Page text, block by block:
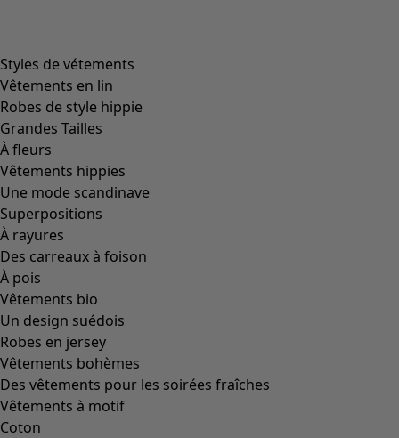
Styles de vétements
Vêtements en lin
Robes de style hippie
Grandes Tailles
À fleurs
Vêtements hippies
Une mode scandinave
Superpositions
À rayures
Des carreaux à foison
À pois
Vêtements bio
Un design suédois
Robes en jersey
Vêtements bohèmes
Des vêtements pour les soirées fraîches
Vêtements à motif
Coton